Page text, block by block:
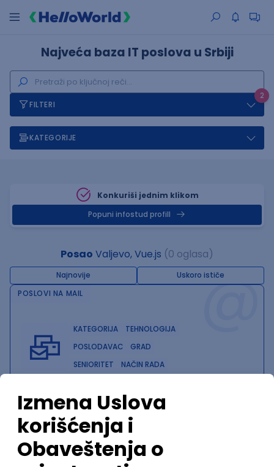
Najveća baza IT poslova u Srbiji
2
FILTERI
KATEGORIJE
Konkuriši jednim klikom
Popuni infostud profill
Posao Valjevo, Vue.js (0 oglasa)
Najnovije Uskoro ističe@
POSLOVI NA MAIL
KATEGORIJA
TEHNOLOGIJA
POSLODAVAC
GRAD
SENIORITET
NAČIN RADA
Najnoviji poslovi svakog dana u tvom
inboxu
Prijavi se